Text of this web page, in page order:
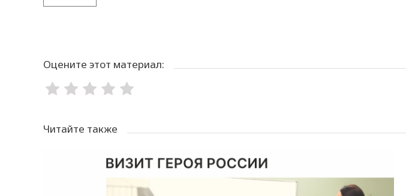
Оцените этот материал:
Читайте также